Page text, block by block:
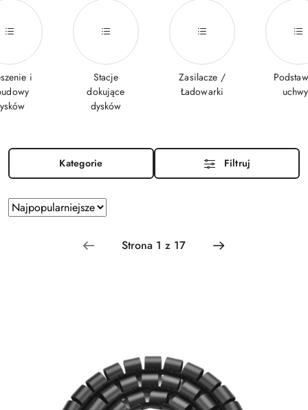
i
Stacje
dokujące
dysków
Zasilacze /
Ładowarki
Kategorie Filtruj
Zastosowano sortowanie: Najpopularniejsze.
Sortuj
według